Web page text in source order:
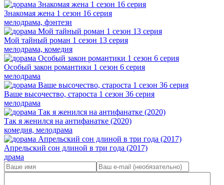
Знакомая жена 1 сезон 16 серия
мелодрама, фэнтези
Мой тайный роман 1 сезон 13 серия
мелодрама, комедия
Особый закон романтики 1 сезон 6 серия
мелодрама
Ваше высочество, староста 1 сезон 36 серия
мелодрама
Так я женился на антифанатке (2020)
комедия, мелодрама
Апрельский сон длиной в три года (2017)
драма